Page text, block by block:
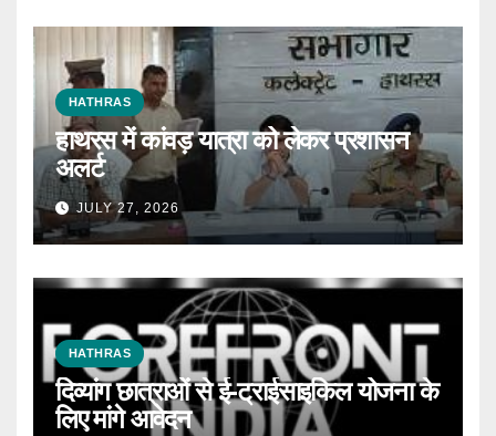
HATHRAS
हाथरस में कांवड़ यात्रा को लेकर प्रशासन
अलर्ट
JULY 27, 2026
HATHRAS
दिव्यांग छात्राओं से ई-ट्राईसाइकिल योजना के
लिए मांगे आवेदन